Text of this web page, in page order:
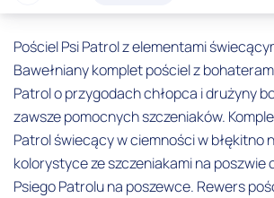
Pościel Psi Patrol z elementami
Bawełniany komplet pościel z
Patrol o przygodach chłopca i drużyny
zawsze pomocnych szczeniaków.
Patrol świecący w ciemności w błękitno
kolorystyce ze szczeniakami na poszwie
Psiego Patrolu na poszewce. Rewers